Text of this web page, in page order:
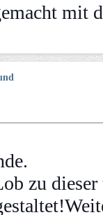
mit
zu